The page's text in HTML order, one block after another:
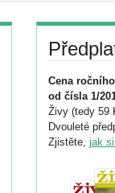
Cena
od čísla 1/
Živy (tedy 59
Dvouleté
Zjistěte, jak